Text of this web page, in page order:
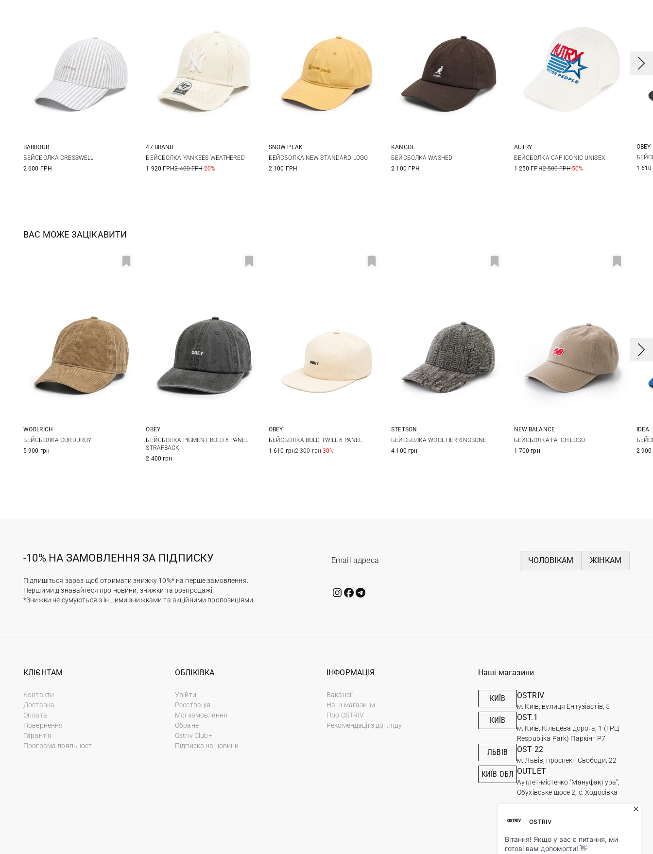
One size
BARBOUR
БЕЙСБОЛКА CRESSWELL
2 600 ГРН
One size
47 BRAND
БЕЙСБОЛКА YANKEES WEATHERED
1 920 ГРН2 400 ГРН-20%
S M
SNOW PEAK
БЕЙСБОЛКА NEW STANDARD LOGO
2 100 ГРН
One size
KANGOL
БЕЙСБОЛКА WASHED
2 100 ГРН
One size
AUTRY
БЕЙСБОЛКА CAP ICONIC UNISEX
1 250 ГРН2 500 ГРН-50%
OBEY
1
ВАС МОЖЕ ЗАЦІКАВИТИ
One size
WOOLRICH
БЕЙСБОЛКА CORDUROY
5 900 грн
One size
OBEY
БЕЙСБОЛКА PIGMENT BOLD 6 PANEL
STRAPBACK
2 400 грн
One size
OBEY
БЕЙСБОЛКА BOLD TWILL 6 PANEL
1 610 грн2 300 грн-30%
M L XL
STETSON
БЕЙСБОЛКА WOOL HERRINGBONE
4 100 грн
One size
NEW BALANCE
БЕЙСБОЛКА PATCH LOGO
1 700 грн
IDEA
2 900
-10% НА ЗАМОВЛЕННЯ ЗА ПІДПИСКУ
Підпишіться зараз щоб отримати знижку 10%* на перше замовлення.
Першими дізнавайтеся про новини, знижки та розпродажі.
*Знижки не сумуються з іншими знижками та акційними пропозиціями.
ЧОЛОВІКАМ ЖІНКАМ
КЛІЄНТАМ
Контакти
Доставка
Оплата
Повернення
Гарантія
Програма лояльності
ОБЛІКІВКА
Увійти
Реєстрація
Мої замовлення
Обране
Ostriv Club+
Підписка на новини
ІНФОРМАЦІЯ
Вакансії
Наші магазини
Про OSTRIV
Рекомендації з догляду
Наші магазини
КИЇВ OSTRIV
м. Київ, вулиця Ентузіастів, 5
КИЇВ OST.1
м. Київ, Кільцева дорога, 1 (ТРЦ
Respublika Park) Паркінг Р7
ЛЬВІВ OST 22
м. Львів, проспект Свободи, 22
КИЇВ ОБЛ OUTLET
Аутлет-містечко “Мануфактура”,
Обухівське шосе 2, с. Ходосівка